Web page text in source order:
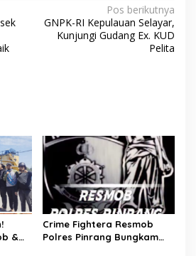
Pos berikutnya
GNPK-RI Kepulauan Selayar,
Kunjungi Gudang Ex. KUD
Pelita
&
Crime Fightera Resmob
Polres Pinrang Bungkam